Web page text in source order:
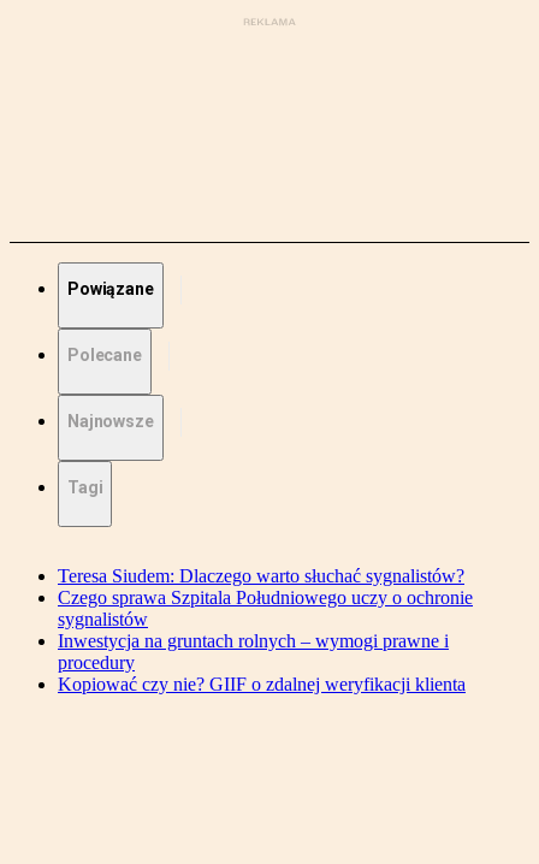
Powiązane
Polecane
Najnowsze
Tagi
Teresa Siudem: Dlaczego warto słuchać sygnalistów?
Czego sprawa Szpitala Południowego uczy o ochronie
sygnalistów
Inwestycja na gruntach rolnych – wymogi prawne i
procedury
Kopiować czy nie? GIIF o zdalnej weryfikacji klienta